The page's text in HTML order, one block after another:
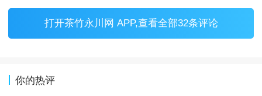
打开茶竹永川网 APP,查看全部32条评论
你的热评